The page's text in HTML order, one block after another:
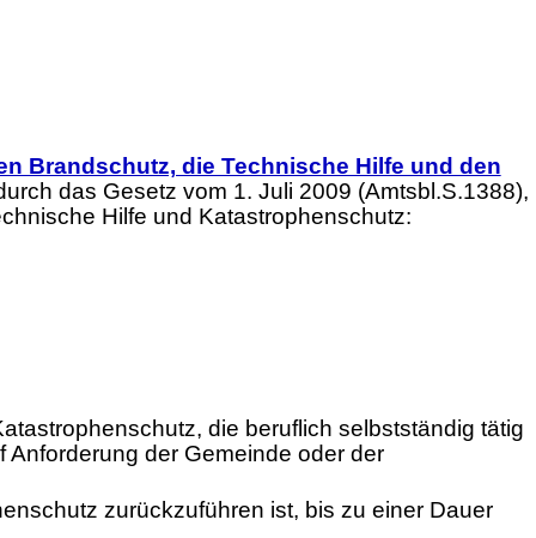
Brandschutz, die Technische Hilfe und den
das Gesetz vom 1. Juli 2009 (Amtsbl.S.1388),
Hilfe und Katastrophenschutz:
die beruflich selbstständig tätig
der Gemeinde oder der
zurückzuführen ist, bis zu einer Dauer